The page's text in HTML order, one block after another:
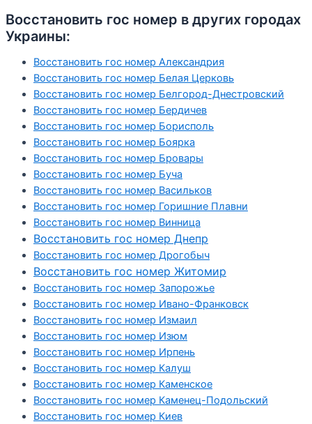
Восстановить гос номер в других городах
Украины:
Восстановить гос номер Александрия
Восстановить гос номер Белая Церковь
Восстановить гос номер Белгород-Днестровский
Восстановить гос номер Бердичев
Восстановить гос номер Борисполь
Восстановить гос номер Боярка
Восстановить гос номер Бровары
Восстановить гос номер Буча
Восстановить гос номер Васильков
Восстановить гос номер Горишние Плавни
Восстановить гос номер Винница
Восстановить гос номер Днепр
Восстановить гос номер Дрогобыч
Восстановить гос номер Житомир
Восстановить гос номер Запорожье
Восстановить гос номер Ивано-Франковск
Восстановить гос номер Измаил
Восстановить гос номер Изюм
Восстановить гос номер Ирпень
Восстановить гос номер Калуш
Восстановить гос номер Каменское
Восстановить гос номер Каменец-Подольский
Восстановить гос номер Киев